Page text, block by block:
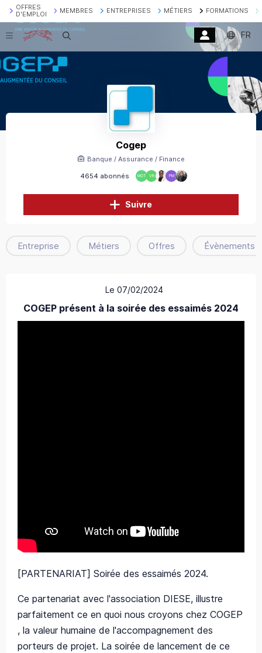
OFFRES
D'EMPLOI
MEMBRES ENTREPRISES MÉTIERS FORMATIONS
Recherche FR
Cogep
4654 abonnés MOT VR PM
Banque / Assurance / Finance
Suivre
Entreprise Métiers Offres Évènements
Le 07/02/2024
COGEP présent à la soirée des essaimés 2024
[PARTENARIAT] Soirée des essaimés 2024.
Ce partenariat avec l'association DIESE, illustre
parfaitement ce en quoi nous croyons chez COGEP
, la valeur humaine de l'accompagnement des
porteurs de projet. La soirée de lancement de ce